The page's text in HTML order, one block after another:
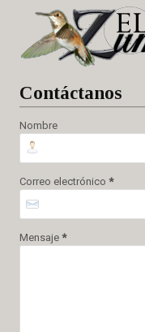
Contáctanos
Nombre
Correo electrónico *
Mensaje *